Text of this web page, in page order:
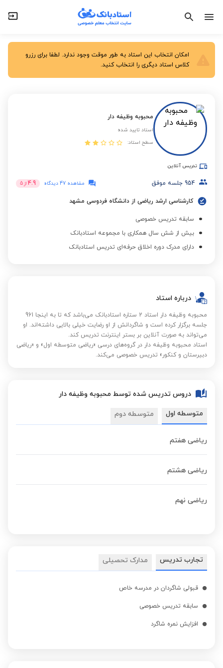
امکان انتخاب این استاد به طور موقت وجود ندارد. لطفا برای رزرو
کلاس استاد دیگری را انتخاب کنید.
محبوبه وظیفه دار
استاد تایید شده
سطح استاد:
تدریس آنلاین
954 جلسه موفق مشاهده 47 دیدگاه 4.9 از 5
کارشناسی ارشد ریاضی از دانشگاه فردوسی مشهد
سابقه تدریس خصوصی
بیش از شش سال همکاری با مجموعه استادبانک
دارای مدرک دوره اخلاق حرفه‌ای تدریس استادبانک
درباره استاد
محبوبه وظیفه دار استاد 2 ستاره استادبانک می‌باشد که تا به اینجا 961
جلسه برگزار کرده است و شاگردانش از او رضایت خیلی بالایی داشته‌اند. او
می‌تواند به صورت آنلاین بر بستر اینترنت تدریس کند.
استاد محبوبه وظیفه دار در گروه‌های درسی «ریاضی متوسطه اول» و «ریاضی
دبیرستان و کنکور» تدریس خصوصی می‌کند.
دروس تدریس شده توسط محبوبه وظیفه دار
متوسطه اول متوسطه دوم
ریاضی هفتم
ریاضی هشتم
ریاضی نهم
تجارب تدریس مدارک تحصیلی
قبولی شاگردان در مدرسه خاص
سابقه تدریس خصوصی
افزایش نمره شاگرد